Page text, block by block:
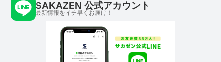
SAKAZEN 公式アカウント
最新情報をイチ早くお届け！